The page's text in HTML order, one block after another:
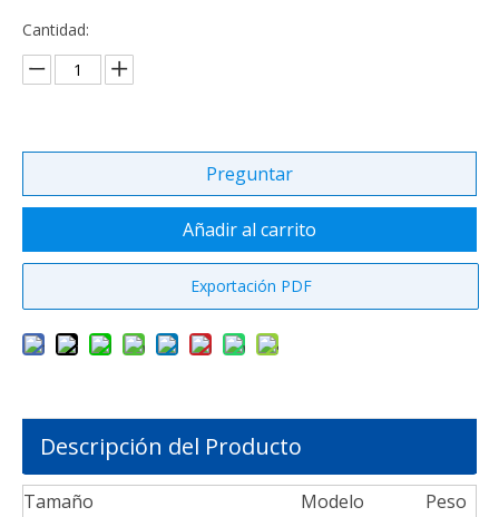
Cantidad:
Preguntar
Añadir al carrito
Exportación PDF
Descripción del Producto
Tamaño Modelo
Peso